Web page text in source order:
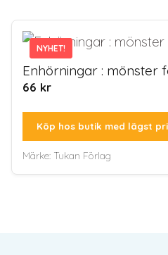
NYHET!
NYHET!
Enhörningar : mönster
66 kr
Köp hos butik med lägst
Märke: Tukan Förlag